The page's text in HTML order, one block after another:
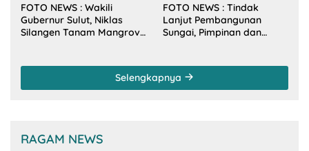
FOTO NEWS : Wakili
Gubernur Sulut, Niklas
Silangen Tanam Mangrove
FOTO NEWS : Tindak
Lanjut Pembangunan
Sungai, Pimpinan dan
Kementerian PU-RI
Selengkapnya
RAGAM NEWS